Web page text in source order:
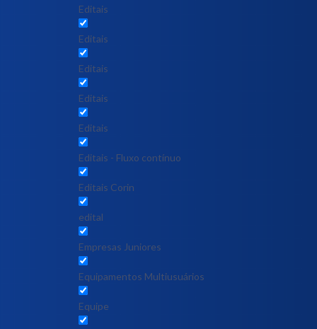
Editais
Editais
Editais
Editais
Editais
Editais - Fluxo contínuo
Editais Corin
edital
Empresas Juniores
Equipamentos Multiusuários
Equipe